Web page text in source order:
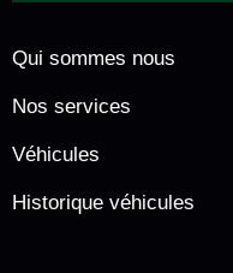
Qui sommes nous
Nos services
Véhicules
Historique véhicules